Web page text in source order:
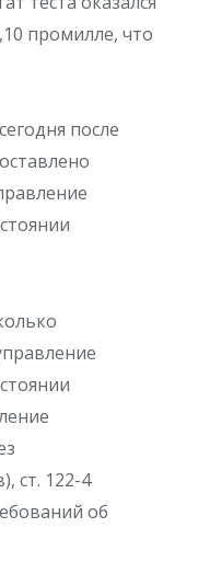
промилле, что
после
ст. 122-4
об